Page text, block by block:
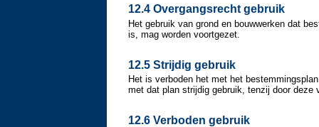
12.4 Overgangsrecht gebruik
Het gebruik van grond en bouwwerken dat
is, mag worden voortgezet.
12.5 Strijdig gebruik
Het is verboden het met het
met dat plan strijdig gebruik, tenzij door deze
12.6 Verboden gebruik